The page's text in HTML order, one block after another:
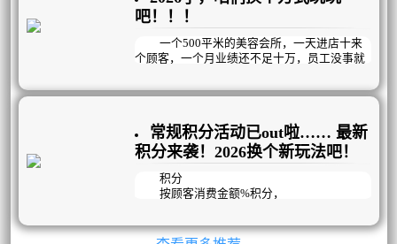
适合以目标为导向，精确到每天完成情况的OK
R管理模式，它既能明确目标，又注重过程与
结果，更强调员工个体的自主创造性。通过会
议机制，在思想、知识、工具、技能、观
力；再通过过程监督和数据结果检测，帮助员
吧！！！
一个500平米的美容会所，一天进店十来
个顾客，一个月业绩还不足十万，员工没事就
做了以下几个动作，业绩成功倍增，突破新
常规积分活动已out啦…… 最新
积分来袭！2026换个新玩法吧！
积分
按顾客消费金额%积分，
这种常规的积分活动已经out啦！
因为间接的就反映出了顾客消费了多少